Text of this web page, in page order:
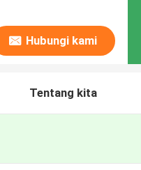
Hubungi kami
Tentang kita